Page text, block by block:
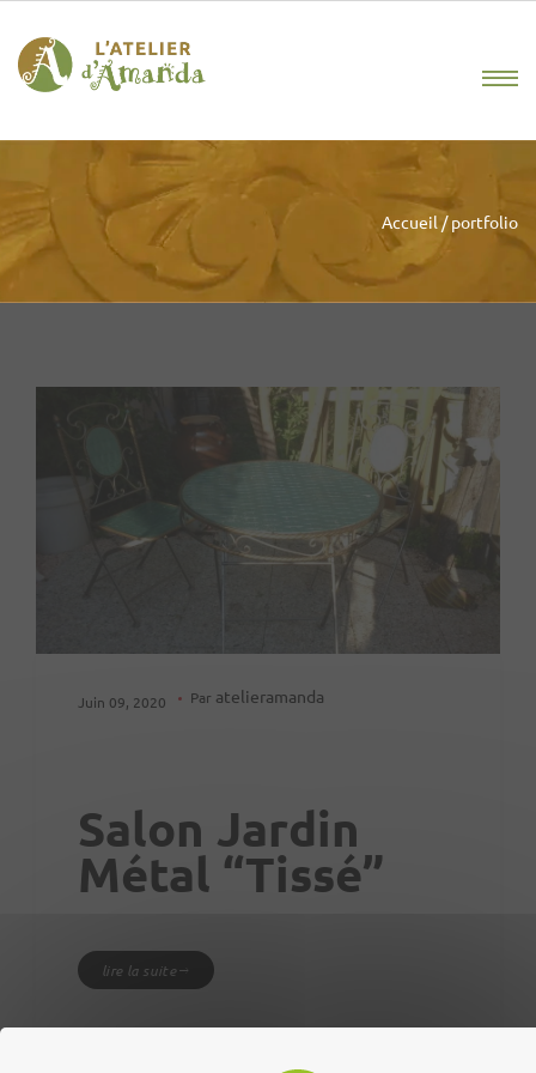
Accueil / portfolio
Juin 09, 2020 Par atelieramanda
Salon Jardin
Métal “tissé”
lire la suite